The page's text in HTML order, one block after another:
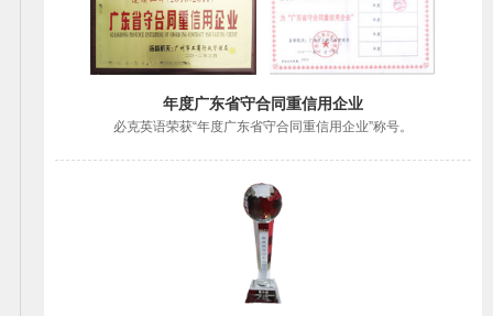
年度广东省守合同重信用企业
必克英语荣获“年度广东省守合同重信用企业”称号。